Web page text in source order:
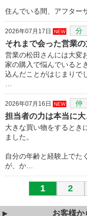
住んでいる間、アフター
2026年07月17日 NEW 分
それまで会った営業
営業の松田さんには大変
家の購入で悩んでいると
込んだことがはじまりで
2026年07月16日 NEW 仲
担当者の力は本当に大
大きな買い物をするとき
ました。
自分の年齢と経験上でた
が、か…
1 2
お客様か